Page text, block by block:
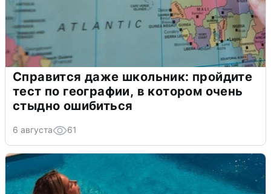
Справится даже школьник: пройдите
тест по географии, в котором очень
стыдно ошибиться
6 августа 61